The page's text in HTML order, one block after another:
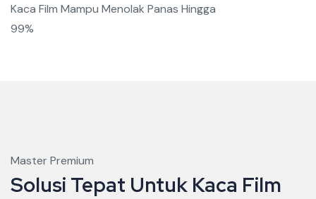
Kaca Film Mampu Menolak Panas Hingga
99%
Master Premium
Solusi Tepat Untuk Kaca Film